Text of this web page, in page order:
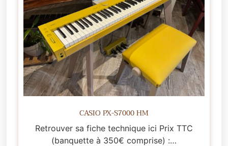
CASIO PX-S7000 HM
Retrouver sa fiche technique ici Prix TTC
(banquette à 350€ comprise) :…